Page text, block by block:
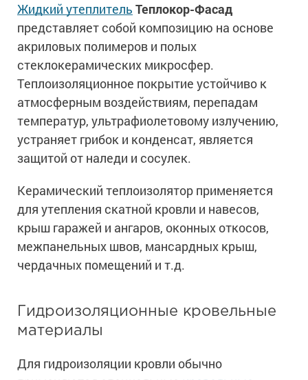
Жидкий утеплитель Теплокор-Фасад
представляет собой композицию на основе
акриловых полимеров и полых
стеклокерамических микросфер.
Теплоизоляционное покрытие устойчиво к
атмосферным воздействиям, перепадам
температур, ультрафиолетовому излучению,
устраняет грибок и конденсат, является
защитой от наледи и сосулек.
Керамический теплоизолятор применяется
для утепления скатной кровли и навесов,
крыш гаражей и ангаров, оконных откосов,
межпанельных швов, мансардных крыш,
чердачных помещений и т.д.
Гидроизоляционные кровельные
материалы
Для гидроизоляции кровли обычно